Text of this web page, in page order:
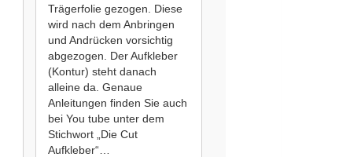
Trägerfolie gezogen. Diese
wird nach dem Anbringen
und Andrücken vorsichtig
abgezogen. Der Aufkleber
(Kontur) steht danach
alleine da. Genaue
Anleitungen finden Sie auch
bei You tube unter dem
Stichwort „Die Cut
Aufkleber“…